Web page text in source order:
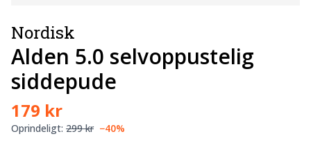
Nordisk
Alden 5.0 selvoppustelig
siddepude
179 kr
Oprindeligt: 299 kr −40%